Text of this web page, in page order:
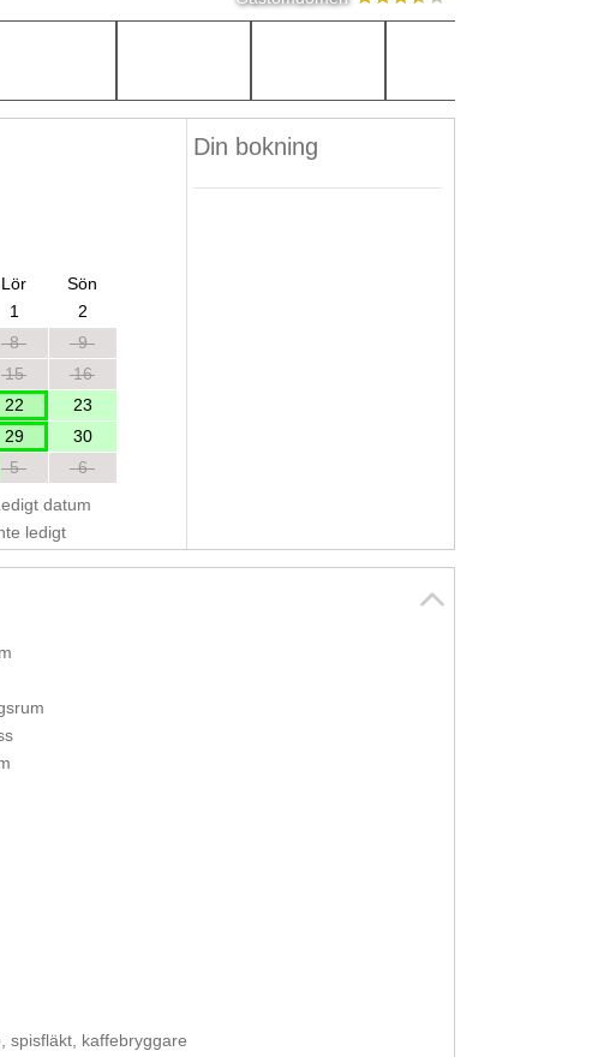
Lör
Sön
1
2
8
9
15
16
22
23
29
30
5
6
datum
ledigt
Din bokning
spisfläkt, kaffebryggare